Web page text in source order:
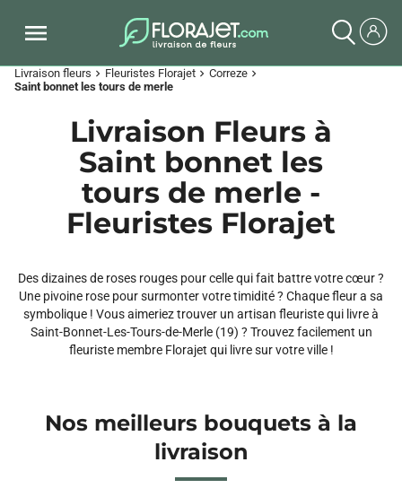
Livraison fleurs chevron_right Fleuristes Florajet chevron_right Correze chevron_right
Saint bonnet les tours de merle
Livraison Fleurs à
Saint bonnet les
tours de merle -
Fleuristes Florajet
Des dizaines de roses rouges pour celle qui fait battre votre cœur ?
Une pivoine rose pour surmonter votre timidité ? Chaque fleur a sa
symbolique ! Vous aimeriez trouver un artisan fleuriste qui livre à
Saint-Bonnet-Les-Tours-de-Merle (19) ? Trouvez facilement un
fleuriste membre Florajet qui livre sur votre ville !
Nos meilleurs bouquets à la
livraison